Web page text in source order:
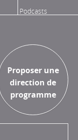
Podcasts
Proposer une
direction de
programme
Proposer une
recherche